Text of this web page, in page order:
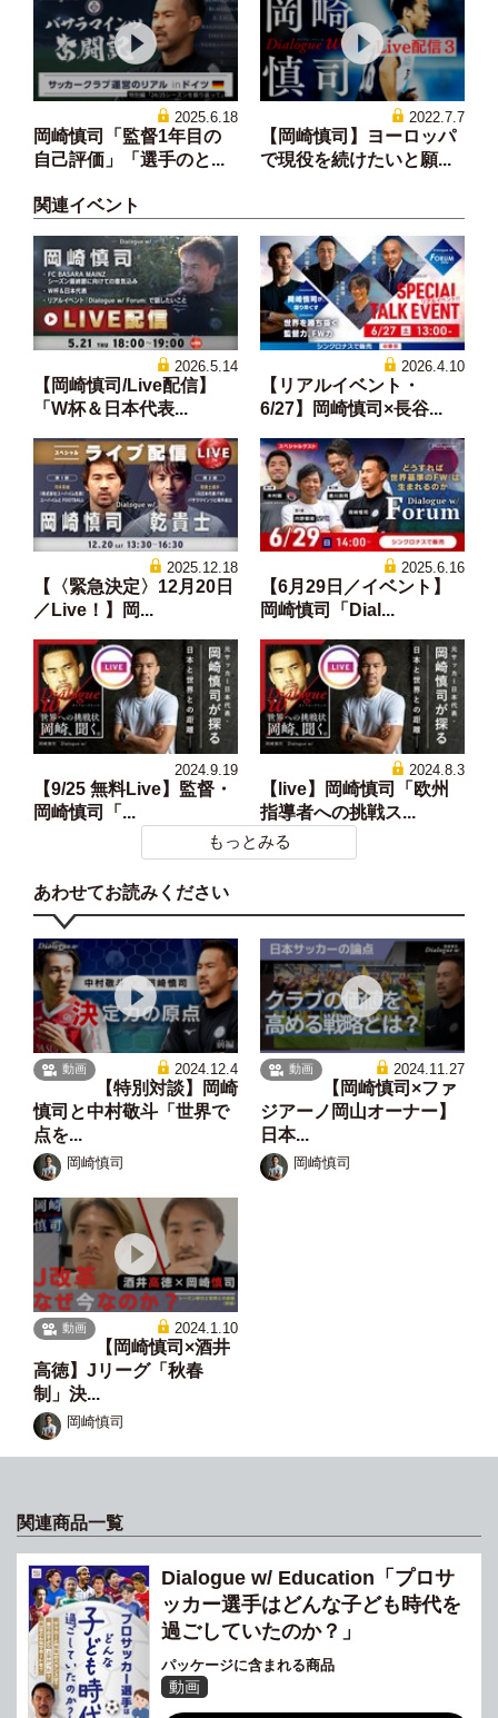
2025.6.18
岡崎慎司「監督1年目の
自己評価」「選手のと...
2022.7.7
【岡崎慎司】ヨーロッパ
で現役を続けたいと願...
関連イベント
2026.5.14
【岡崎慎司/Live配信】
「W杯＆日本代表...
2026.4.10
【リアルイベント・
6/27】岡崎慎司×長谷...
2025.12.18
【〈緊急決定〉12月20日
／Live！】岡...
2025.6.16
【6月29日／イベント】
岡崎慎司「Dial...
2024.9.19
【9/25 無料Live】監督・
岡崎慎司「...
2024.8.3
【live】岡崎慎司「欧州
指導者への挑戦ス...
もっとみる
あわせてお読みください
動画 2024.12.4
【特別対談】岡崎
慎司と中村敬斗「世界で
点を...
岡崎慎司
動画 2024.11.27
【岡崎慎司×ファ
ジアーノ岡山オーナー】
日本...
岡崎慎司
動画 2024.1.10
【岡崎慎司×酒井
高徳】Jリーグ「秋春
制」決...
岡崎慎司
関連商品一覧
Dialogue w/ Education「プロサ
ッカー選手はどんな子ども時代を
過ごしていたのか？」
パッケージに含まれる商品
動画